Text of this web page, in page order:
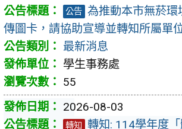
公告 為推動本市無菸環
傳圖卡，請協助宣導並轉知所屬單
最新消息
學生事務處
55
2026-08-03
轉知
轉知: 114學年度